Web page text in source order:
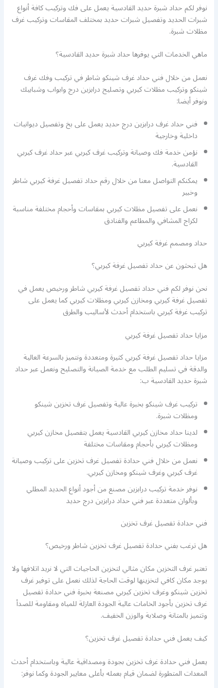
نوفر لكم حداد شبرة حديد القادسية يعمل على فك وتركيب كافة أنواع
شبرات الحديد وتفصيل شبرات حديد بمختلف المقاسات وتركيب غرف
مظلات شبرة.
ماهي الخدمات التي يوفرها حداد شبرة حديد القادسية؟
نعمل من خلال فني حداد غرف شينكو شاطر في تركيب وفك غرف
شينكو وتركيب مظلات كيربي وتصليح درابزين درج وابواب وشبابيك
ونوفر أيضا:
فني حداد غرف درابزين درج حديد يعمل على بخ وتفصيل ديوانيات
داخلية وخارجية
نؤمن خدمة فك وصيانة وتركيب غرف كيربي عبر حداد غرف كيربي
القادسية.
يمكنكم التواصل معنا من خلال رقم حداد تفصيل غرفة كيربي شاطر
وخبير
نعمل على تفصيل مظلات كيربي بمقاسات وأحجام مختلفة مناسبة
لكراج المشافي والمطاعم والفنادق
حداد ومصمم غرفة كيربي
هل تبحثون عن حداد تفصيل غرفة كيربي؟
نحن نوفر لكم فني حداد تفصيل غرفة كيربي شاطر ورخيص يعمل في
تفصيل غرفة كيربي ومخازن كيربي ومظلات كيربي كما يعمل على
تركيب غرفة كيربي باستخدام أحدث لأساليب والطرق
مزايا حداد تفصيل غرفة كيربي
مزايا حداد تفصيل غرفة كيربي كثيرة ومتعددة ونتميز بالسرعة العالية
والدقة في تسليم الطلب مع خدمة الصيانة والتصليح ونعمل عبر حداد
شبرة حديد القادسية ب:
تركيب غرف شينكو بخبرة عالية وتفصيل غرف تخزين شينكو
ومظلات شبرة.
لدينا حداد مخازن كيربي القادسية يعمل بتفصيل مخازن كيربي
ومظلات كيربي بأحجام ومقاسات مختلفة
نعمل من خلال فني حدادة تفصيل غرف تخزين على تركيب وصيانة
غرف كيربي وغرف شينكو ومخازن كيربي.
نوفر خدمة تركيب درابزين مصنع من أجود أنواع الحديد المطلي
وبألوان متعددة عبر فني حداد درابزين درج حديد
فني حدادة تفصيل غرف تخزين
هل ترغب بفني حدادة تفصيل غرف تخزين شاطر ورخيص؟
تعتبر غرف التخزين مكان مثالي لتخزين الحاجيات التي لا نريد اتلافها ولا
يوجد مكان كافي لتخزينها لوقت الحاجة لذلك نعمل على توفير غرف
تخزين شينكو وغرف تخزين كيربي مصنعة بخبرة فني حدادة تفصيل
غرف تخزين بأجود الخامات عالية الجودة العازلة للمياه ومقاومة للصدأ
وتتميز بالمتانة وصلابة والوزن الخفيف.
كيف يعمل فني حدادة تفصيل غرف تخزين؟
يعمل فني حدادة غرف تخزين بجودة ومصداقية عالية وباستخدام أحدث
المعدات المتطورة لضمان قيام بعمله بأعلى معايير الجودة وكما نوفر: